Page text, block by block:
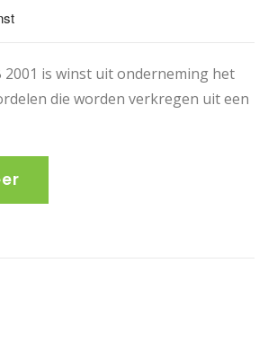
2001 is winst uit onderneming het
die worden verkregen uit een